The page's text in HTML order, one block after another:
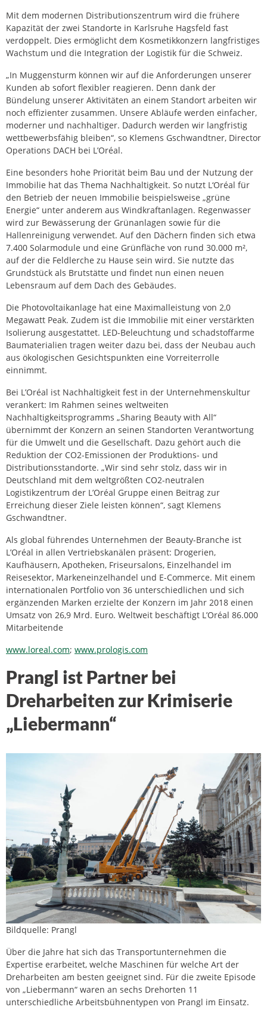
Mit dem modernen Distributionszentrum wird die frühere
Kapazität der zwei Standorte in Karlsruhe Hagsfeld fast
verdoppelt. Dies ermöglicht dem Kosmetikkonzern langfristiges
Wachstum und die Integration der Logistik für die Schweiz.
„In Muggensturm können wir auf die Anforderungen unserer
Kunden ab sofort flexibler reagieren. Denn dank der
Bündelung unserer Aktivitäten an einem Standort arbeiten wir
noch effizienter zusammen. Unsere Abläufe werden einfacher,
moderner und nachhaltiger. Dadurch werden wir langfristig
wettbewerbsfähig bleiben“, so Klemens Gschwandtner, Director
Operations DACH bei L’Oréal.
Eine besonders hohe Priorität beim Bau und der Nutzung der
Immobilie hat das Thema Nachhaltigkeit. So nutzt L‘Oréal für
den Betrieb der neuen Immobilie beispielsweise „grüne
Energie“ unter anderem aus Windkraftanlagen. Regenwasser
wird zur Bewässerung der Grünanlagen sowie für die
Hallenreinigung verwendet. Auf den Dächern finden sich etwa
7.400 Solarmodule und eine Grünfläche von rund 30.000 m²,
auf der die Feldlerche zu Hause sein wird. Sie nutzte das
Grundstück als Brutstätte und findet nun einen neuen
Lebensraum auf dem Dach des Gebäudes.
Die Photovoltaikanlage hat eine Maximalleistung von 2,0
Megawatt Peak. Zudem ist die Immobilie mit einer verstärkten
Isolierung ausgestattet. LED-Beleuchtung und schadstoffarme
Baumaterialien tragen weiter dazu bei, dass der Neubau auch
aus ökologischen Gesichtspunkten eine Vorreiterrolle
einnimmt.
Bei L’Oréal ist Nachhaltigkeit fest in der Unternehmenskultur
verankert: Im Rahmen seines weltweiten
Nachhaltigkeitsprogramms „Sharing Beauty with All“
übernimmt der Konzern an seinen Standorten Verantwortung
für die Umwelt und die Gesellschaft. Dazu gehört auch die
Reduktion der CO2-Emissionen der Produktions- und
Distributionsstandorte. „Wir sind sehr stolz, dass wir in
Deutschland mit dem weltgrößten CO2-neutralen
Logistikzentrum der L’Oréal Gruppe einen Beitrag zur
Erreichung dieser Ziele leisten können“, sagt Klemens
Gschwandtner.
Als global führendes Unternehmen der Beauty-Branche ist
L’Oréal in allen Vertriebskanälen präsent: Drogerien,
Kaufhäusern, Apotheken, Friseursalons, Einzelhandel im
Reisesektor, Markeneinzelhandel und E-Commerce. Mit einem
internationalen Portfolio von 36 unterschiedlichen und sich
ergänzenden Marken erzielte der Konzern im Jahr 2018 einen
Umsatz von 26,9 Mrd. Euro. Weltweit beschäftigt L’Oréal 86.000
Mitarbeitende
www.loreal.com; www.prologis.com
Prangl ist Partner bei
Dreharbeiten zur Krimiserie
„Liebermann“
Bildquelle: Prangl
Über die Jahre hat sich das Transportunternehmen die
Expertise erarbeitet, welche Maschinen für welche Art der
Dreharbeiten am besten geeignet sind. Für die zweite Episode
von „Liebermann“ waren an sechs Drehorten 11
unterschiedliche Arbeitsbühnentypen von Prangl im Einsatz.